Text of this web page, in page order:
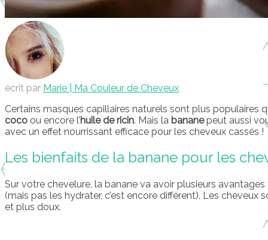
écrit par Marie | Ma Couleur de Cheveux
Certains masques capillaires naturels sont plus populaires
coco ou encore l’huile de ricin. Mais la bananepeut aussi
avec un effet nourrissant efficace pour les cheveux cassés !
Les bienfaits de la banane pour les
Sur votre chevelure, la banane va avoir plusieurs
(mais pas les hydrater, c’est encore différent). Les cheveux
et plus doux.